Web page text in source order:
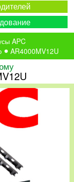
APC
AR4000MV12U